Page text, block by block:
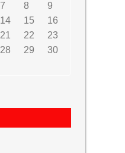
7 8
9
14 15
16
21 22
23
28 29
30